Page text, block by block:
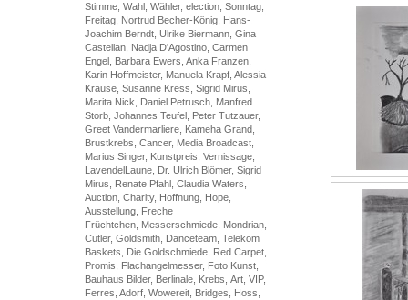
Stimme, Wahl, Wähler, election, Sonntag,
Freitag, Nortrud Becher-König, Hans-
Joachim Berndt, Ulrike Biermann, Gina
Castellan, Nadja D'Agostino, Carmen
Engel, Barbara Ewers, Anka Franzen,
Karin Hoffmeister, Manuela Krapf, Alessia
Krause, Susanne Kress, Sigrid Mirus,
Marita Nick, Daniel Petrusch, Manfred
Storb, Johannes Teufel, Peter Tutzauer,
Greet Vandermarliere, Kameha Grand,
Brustkrebs, Cancer, Media Broadcast,
Marius Singer, Kunstpreis, Vernissage,
LavendelLaune, Dr. Ulrich Blömer, Sigrid
Mirus, Renate Pfahl, Claudia Waters,
Auction, Charity, Hoffnung, Hope,
Ausstellung, Freche
Früchtchen, Messerschmiede, Mondrian,
Cutler, Goldsmith, Danceteam, Telekom
Baskets, Die Goldschmiede, Red Carpet,
Promis, Flachangelmesser, Foto Kunst,
Bauhaus Bilder, Berlinale, Krebs, Art, VIP,
Ferres, Adorf, Wowereit, Bridges, Hoss,